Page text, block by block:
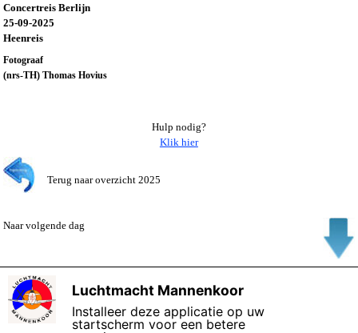
Concertreis Berlijn
25-09-2025
Heenreis
Fotograaf
(nrs-TH) Thomas Hovius
Hulp nodig?
Klik hier
Terug naar overzicht 2025
Naar volgende dag
Luchtmacht Mannenkoor
Installeer deze applicatie op uw
startscherm voor een betere
X